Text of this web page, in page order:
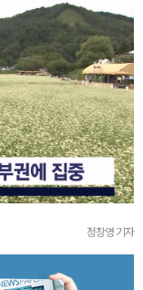
정창영 기자